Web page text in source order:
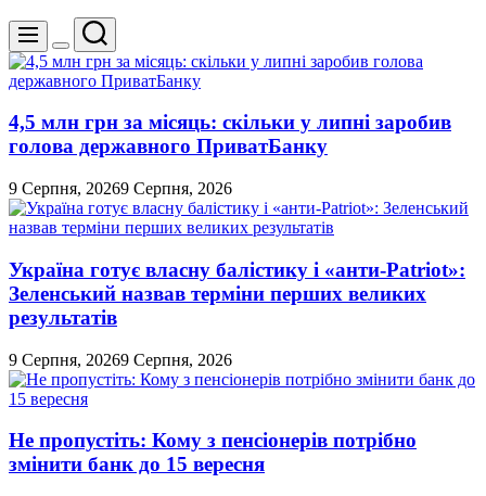
Меню
Перемикач
кольорового
режиму
Пошук
4,5 млн грн за місяць: скільки у липні заробив
голова державного ПриватБанку
9 Серпня, 20269 Серпня, 2026
Україна готує власну балістику і «анти-Pаtriot»:
Зеленський назвав терміни перших великих
результатів
9 Серпня, 20269 Серпня, 2026
Не пропустіть: Кому з пенсіонерів потрібно
змінити банк до 15 вересня